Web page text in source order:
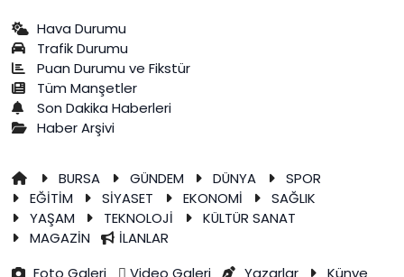
Hava Durumu
Trafik Durumu
Puan Durumu ve Fikstür
Tüm Manşetler
Son Dakika Haberleri
Haber Arşivi
BURSA GÜNDEM DÜNYA
SPOR
EĞİTİM
SİYASET EKONOMİ
SAĞLIK
YAŞAM
TEKNOLOJİ
KÜLTÜR SANAT
MAGAZİN
İLANLAR
Foto Galeri
Video Galeri Yazarlar Künye